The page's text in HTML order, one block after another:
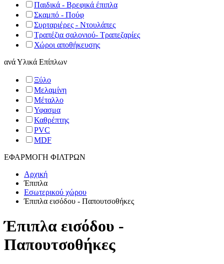
Παιδικά - Βρεφικά έπιπλα
Σκαμπό - Πούφ
Συρταριέρες - Ντουλάπες
Τραπέζια σαλονιού- Τραπεζαρίες
Χώροι αποθήκευσης
ανάΥλικά Επίπλων
Ξύλο
Μελαμίνη
Μέταλλο
Υφασμα
Καθρέπτης
PVC
MDF
ΕΦΑΡΜΟΓΗ ΦΙΛΤΡΩΝ
Αρχική
Έπιπλα
Εσωτερικού χώρου
Έπιπλα εισόδου - Παπουτσοθήκες
Έπιπλα εισόδου -
Παπουτσοθήκες